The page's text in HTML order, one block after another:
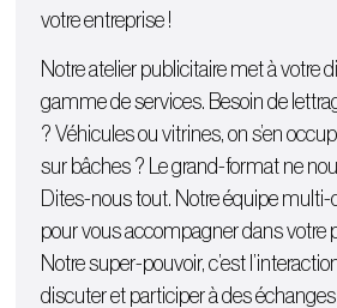
votre entreprise !
Notre atelier publicitaire met à votre
gamme de services. Besoin de
?Véhiculesouvitrines, on s’en
sur bâches ? Le grand-format ne
Dites-nous tout. Notre équipe
pour vous accompagner dans votre
Notre super-pouvoir, c’est
discuter et participer à des